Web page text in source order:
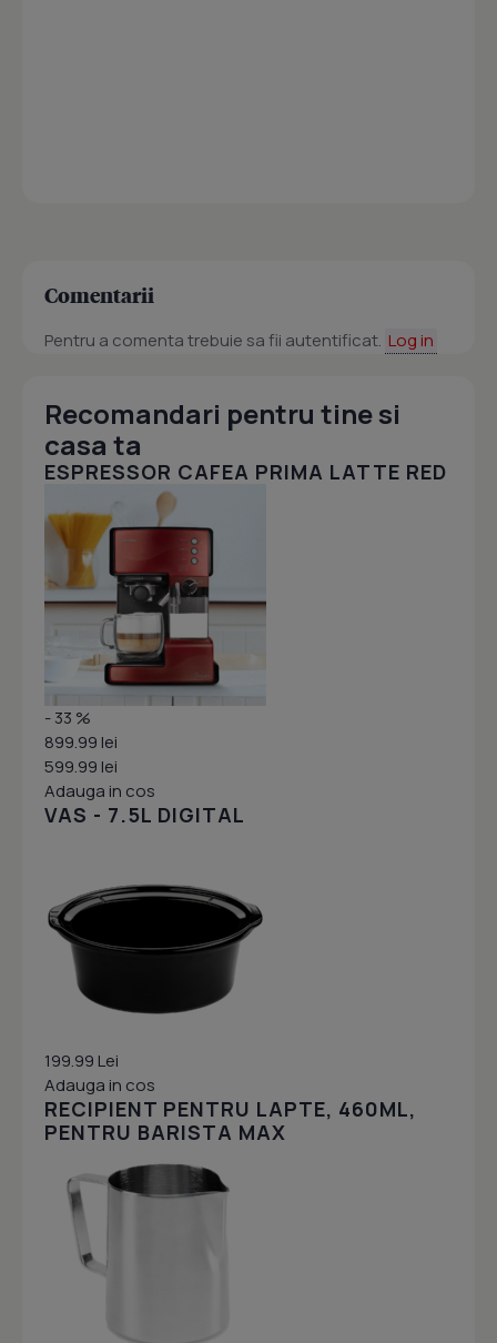
Comentarii
Pentru a comenta trebuie sa fii autentificat. Log in
Recomandari pentru tine si
casa ta
ESPRESSOR CAFEA PRIMA LATTE RED
- 33 %
899.99 lei
599.99 lei
Adauga in cos
VAS - 7.5L DIGITAL
199.99 Lei
Adauga in cos
RECIPIENT PENTRU LAPTE, 460ML,
PENTRU BARISTA MAX